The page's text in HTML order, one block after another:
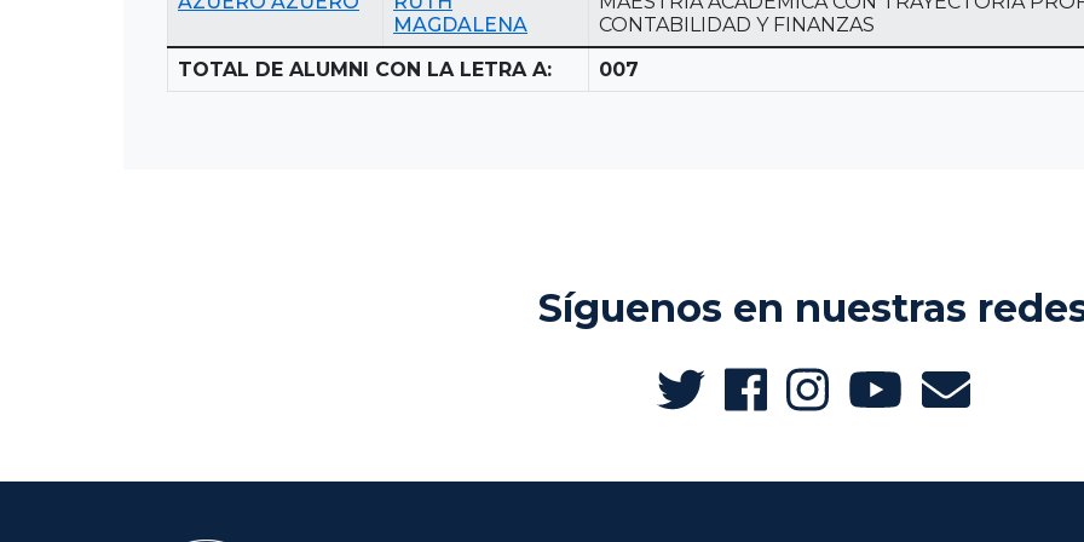
MAGDALENA
CONTABILIDAD Y FINANZAS
TOTAL DE ALUMNI CON LA LETRA A: 007
Síguenos en nuestras